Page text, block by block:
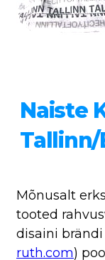
Naiste
Tallinn/
Mõnusalt
tooted
disaini
ruth.com)